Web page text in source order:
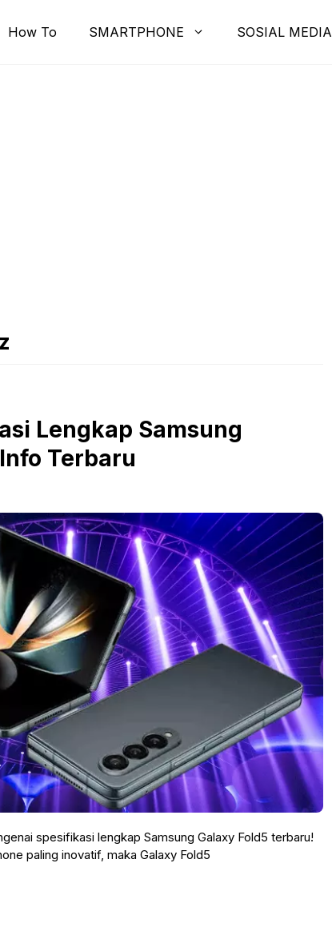
How To SMARTPHONE SOSIAL MEDIA
Lengkap Samsung
Terbaru
spesifikasi lengkap Samsung Galaxy Fold5 terbaru!
paling inovatif, maka Galaxy Fold5